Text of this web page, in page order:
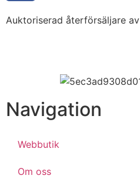
Auktoriserad återförsäljare av
Navigation
Webbutik
Om oss